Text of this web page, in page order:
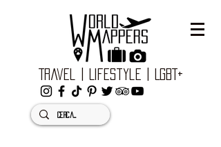
Travel | Lifestyle | LGBT+